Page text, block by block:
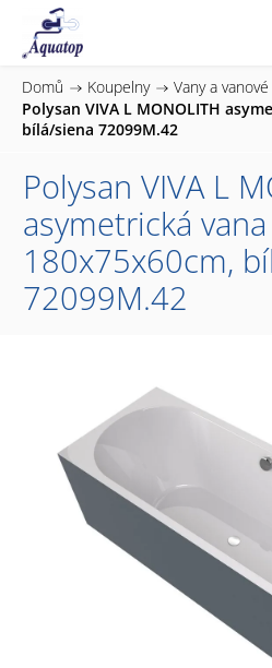
Domů / Koupelny / Vany a
Polysan VIVA L MONOLITH
bílá/siena 72099M.42
Polysan VIVA L
asymetrická vana
180x75x60cm,
72099M.42